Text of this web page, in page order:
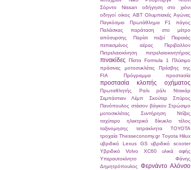
Σόρντο
Νissan
οδήγηση στο χιόνι
οδηγοί οίκος ABT Ολυμπιακές Αγώνες
Παγκόσμιο Πρωτάθλημα F1
πάγος
Παλάσκας
παράταση στο μέτρο
απόσυρσης
Παρίσι πεζοί
Πειραιάς
πεπιεσμένος αέρας
Περιβαλλον
Πετρελαιοκίνηση
πετρελαιοκινητήρας
πινακίδες Πίστα Formula 1
Πλύσιμο
πράσινες μοτοσυκλέτες
Πρέσβης της
FIA
Πρόγραμμα προστασία
προστασία κλοπής οχήματος
Πρωταθλητής Ραλι
ράλι Ντακάρ
Σεμπάστιαν Λέμπ
Σκούτερ
Σπύρος
Πανόπουλος στέισον βάγκον Στρώσιμο
μοτοσικλέτας
Συντήρηση Ντίζας
ταχύτερο ηλεκτρικό δίκυκλο
τέλος
ταξινομησης
τετρακίνητα
ΤΟΥΟΤΑ
τροχαία Τhesseconomy.gr Τoyota Hilux
υβριδικό Lexus GS
υβριδικό scooter
Υβριδικό Volvo XC60
υλικά αφής
Υπεραυτοκίνητο
Φάνης
Δημητρόπουλος Φερνάντο Αλόνσο